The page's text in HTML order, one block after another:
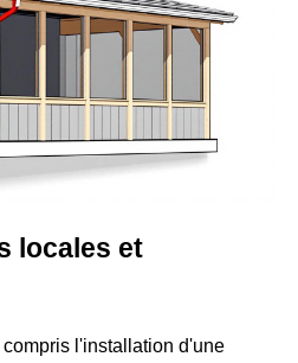
locales et
l'installation d'une